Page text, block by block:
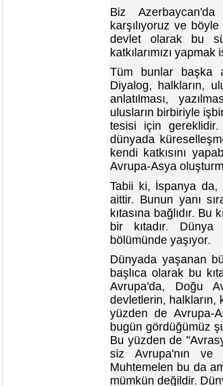
Biz
karşılıyoruz ve
devlet olarak bu
katkılarımızı
Tüm bunlar başka
Diyalog, halkların,
anlatılması,
ulusların birbiriyle
tesisi için
dünyada
kendi katkısını
Avrupa-Asya
Tabii ki, İspanya
aittir. Bunun yanı
kıtasına bağlıdır.
bir kıtadır.
bölümünde yaşıyor.
Dünyada yaşanan
başlıca olarak bu
Avrupa'da, Doğu
devletlerin,
yüzden de Avrupa-
bugün gördüğümüz
Bu yüzden de
siz Avrupa'nın ve
Muhtemelen bu da
mümkün değildir.